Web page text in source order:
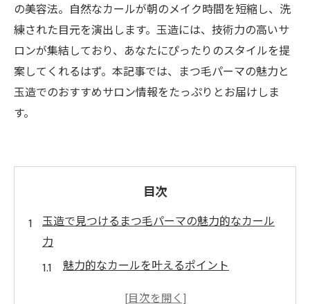
の美容法。自然なカールが朝のメイク時間を短縮し、洗
練された目元を演出します。玉造には、技術力の高いサ
ロンが集結しており、あなたにぴったりのスタイルを提
案してくれるはず。本記事では、まつ毛パーマの魅力と
玉造でのおすすめサロン情報をたっぷりとお届けしま
す。
目次
玉造で見つけるまつ毛パーマの魅力的なカール
力
魅力的なカールを叶えるポイント
玉造のサロンで体験する自然な仕上がり